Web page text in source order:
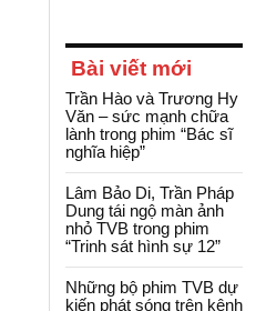
Bài viết mới
Trần Hào và Trương Hy
Văn – sức mạnh chữa
lành trong phim “Bác sĩ
nghĩa hiệp”
Lâm Bảo Di, Trần Pháp
Dung tái ngộ màn ảnh
nhỏ TVB trong phim
“Trinh sát hình sự 12”
Những bộ phim TVB dự
kiến phát sóng trên kênh